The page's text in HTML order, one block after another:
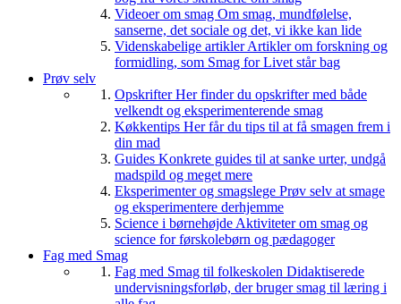
Videoer om smag Om smag, mundfølelse,
sanserne, det sociale og det, vi ikke kan lide
Videnskabelige artiklerArtikler om forskning og
formidling, som Smag for Livet står bag
Prøv selv
OpskrifterHer finder du opskrifter med både
velkendt og eksperimenterende smag
Køkkentips Her får du tips til at få smagen frem i
din mad
Guides Konkrete guides til at sanke urter, undgå
madspild og meget mere
Eksperimenter og smagslege Prøv selv at smage
og eksperimentere derhjemme
Science i børnehøjde Aktiviteter om smag og
science for førskolebørn og pædagoger
Fag med Smag
Fag med Smag til folkeskolen Didaktiserede
undervisningsforløb, der bruger smag til læring i